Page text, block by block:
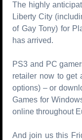
The highly
Liberty City
of Gay Tony) for
has arrived.
PS3 and PC
retailer now to get
options) – or
Games for
online throughout
And join us this